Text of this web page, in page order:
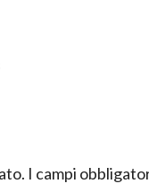
I campi